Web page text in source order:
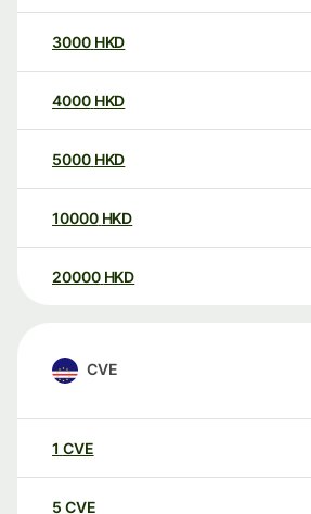
3000 HKD
4000 HKD
5000 HKD
10000 HKD
20000 HKD
CVE
1 CVE
5 CVE